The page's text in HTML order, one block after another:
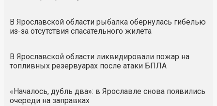
В Ярославской области рыбалка обернулась гибелью
из-за отсутствия спасательного жилета
В Ярославской области ликвидировали пожар на
топливных резервуарах после атаки БПЛА
«Началось, дубль два»: в Ярославле снова появились
очереди на заправках